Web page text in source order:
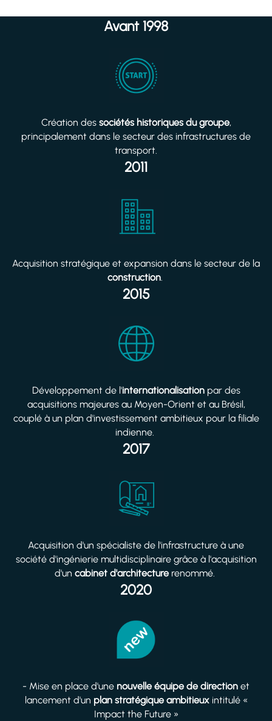
Création des sociétés historiques du groupe,
principalement dans le secteur des infrastructures de
transport.
Avant 1998
Acquisition stratégique et expansion dans le secteur de la
construction.
2011
Développement de l'internationalisationpar des
acquisitions majeures au Moyen-Orient et au Brésil,
couplé à un plan d'investissement ambitieux pour la filiale
indienne.
2015
Acquisition d'un spécialiste de l'infrastructure à une
société d'ingénierie multidisciplinaire grâce à l'acquisition
d'un cabinet d'architecture renommé.
2017
- Mise en place d'une nouvelle équipe de direction et
lancement d'un plan stratégique ambitieuxintitulé «
Impact the Future »
2020